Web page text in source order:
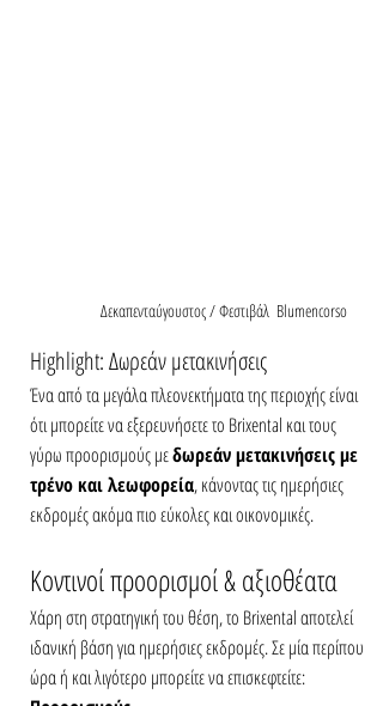
	Δεκαπενταύγουστος / Φεστιβάλ  Blumencorso
Highlight: Δωρεάν μετακινήσεις
Ένα από τα μεγάλα πλεονεκτήματα της περιοχής είναι
ότι μπορείτε να εξερευνήσετε το Brixental και τους
γύρω προορισμούς με δωρεάν μετακινήσεις με
τρένο και λεωφορεία, κάνοντας τις ημερήσιες
εκδρομές ακόμα πιο εύκολες και οικονομικές.
Κοντινοί προορισμοί & αξιοθέατα
Χάρη στη στρατηγική του θέση, το Brixental αποτελεί
ιδανική βάση για ημερήσιες εκδρομές. Σε μία περίπου
ώρα ή και λιγότερο μπορείτε να επισκεφτείτε: